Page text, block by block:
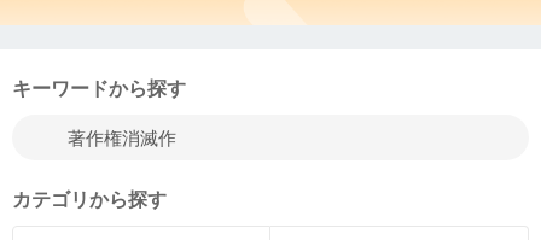
キーワードから探す
カテゴリから探す